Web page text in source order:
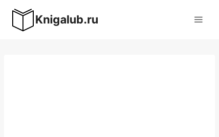
содержимому
Knigalub.ru